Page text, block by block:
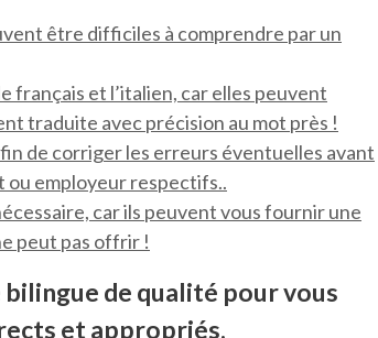
être difficiles à comprendre par un
français et l’italien, car elles peuvent
traduite avec précision au mot près !
de corriger les erreurs éventuelles avant
ou employeur respectifs..
car ils peuvent vous fournir une
peut pas offrir !
de qualité pour vous
et appropriés.